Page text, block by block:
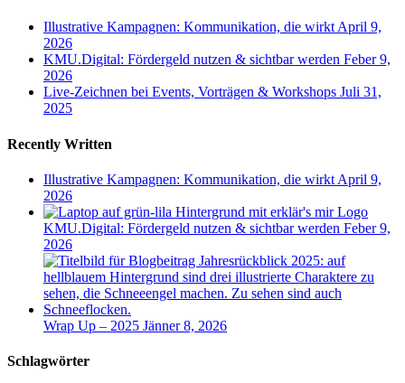
Illustrative Kampagnen: Kommunikation, die wirkt April 9,
2026
KMU.Digital: Fördergeld nutzen & sichtbar werden Feber 9,
2026
Live-Zeichnen bei Events, Vorträgen & Workshops Juli 31,
2025
Recently Written
Illustrative Kampagnen: Kommunikation, die wirkt April 9,
2026
KMU.Digital: Fördergeld nutzen & sichtbar werden Feber 9,
2026
Wrap Up – 2025 Jänner 8, 2026
Schlagwörter